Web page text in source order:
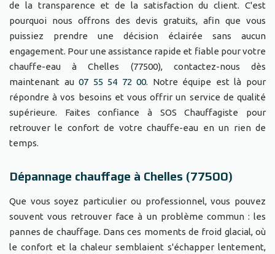
de la transparence et de la satisfaction du client. C'est
pourquoi nous offrons des devis gratuits, afin que vous
puissiez prendre une décision éclairée sans aucun
engagement. Pour une assistance rapide et fiable pour votre
chauffe-eau à Chelles (77500), contactez-nous dès
maintenant au07 55 54 72 00. Notre équipe est là pour
répondre à vos besoins et vous offrir un service de qualité
supérieure. Faites confiance à SOS Chauffagiste pour
retrouver le confort de votre chauffe-eau en un rien de
temps.
Dépannage chauffage à Chelles (77500)
Que vous soyez particulier ou professionnel, vous pouvez
souvent vous retrouver face à un problème commun : les
pannes de chauffage. Dans ces moments de froid glacial, où
le confort et la chaleur semblaient s'échapper lentement,